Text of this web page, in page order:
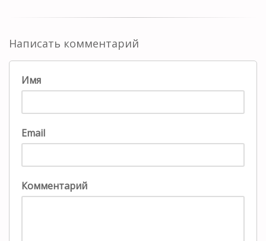
Написать комментарий
Имя
Email
Комментарий